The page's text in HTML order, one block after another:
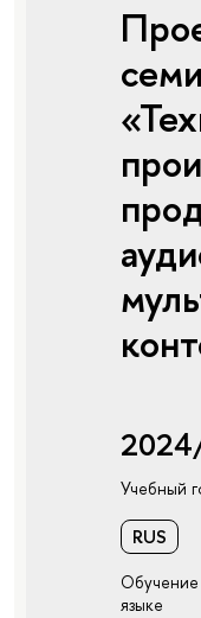
Учебный
RUS
Обучение
языке